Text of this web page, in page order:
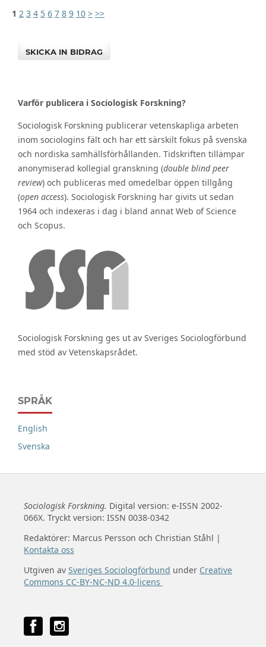
1 2 3 4 5 6 7 8 9 10 > >>
SKICKA IN BIDRAG
Varför publicera i Sociologisk Forskning?
Sociologisk Forskning publicerar vetenskapliga arbeten
inom sociologins fält och har ett särskilt fokus på svenska
och nordiska samhällsförhållanden. Tidskriften tillämpar
anonymiserad kollegial granskning (double blind peer
review) och publiceras med omedelbar öppen tillgång
(open access). Sociologisk Forskning har givits ut sedan
1964 och indexeras i dag i bland annat Web of Science
och Scopus.
Sociologisk Forskning ges ut av Sveriges Sociologförbund
med stöd av Vetenskapsrådet.
SPRÅK
English
Svenska
Sociologisk Forskning. Digital version: e-ISSN 2002-
066X. Tryckt version: ISSN 0038-0342
Redaktörer: Marcus Persson och Christian Ståhl |
Kontakta oss
Utgiven av Sveriges Sociologförbund under Creative
Commons CC-BY-NC-ND 4.0-licens